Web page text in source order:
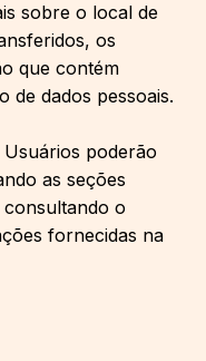
sobre o local de
os
que contém
de dados pessoais.
poderão
as seções
o
fornecidas na